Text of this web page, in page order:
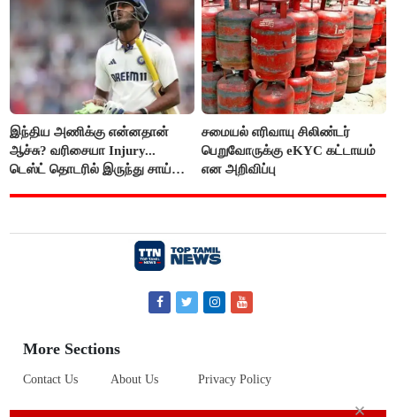
இந்திய அணிக்கு என்னதான்
ஆச்சு? வரிசையா Injury...
டெஸ்ட் தொடரில் இருந்து சாய்
சமையல் எரிவாயு சிலிண்டர்
பெறுவோருக்கு eKYC கட்டாயம்
என அறிவிப்பு
More Sections
Contact Us About Us Privacy Policy